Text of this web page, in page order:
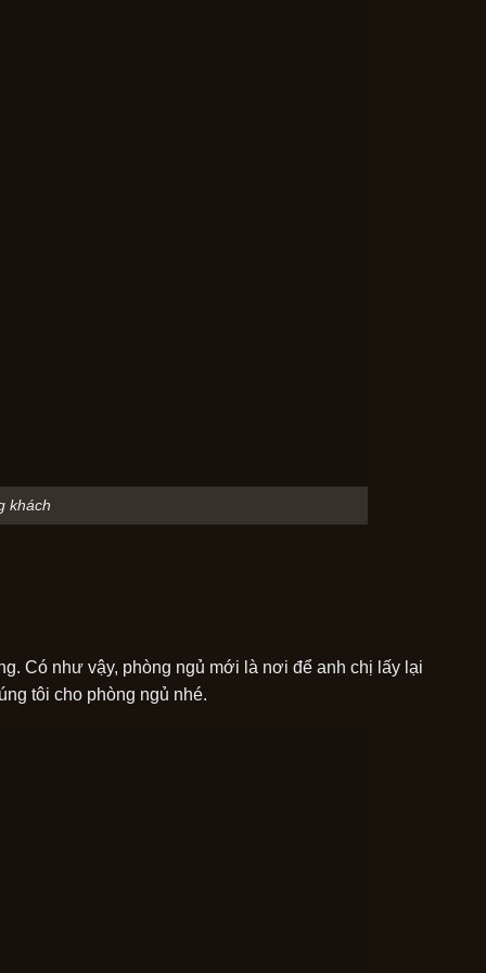
khách
Có như vậy, phòng ngủ mới là nơi để anh chị lấy lại
tôi cho phòng ngủ nhé.